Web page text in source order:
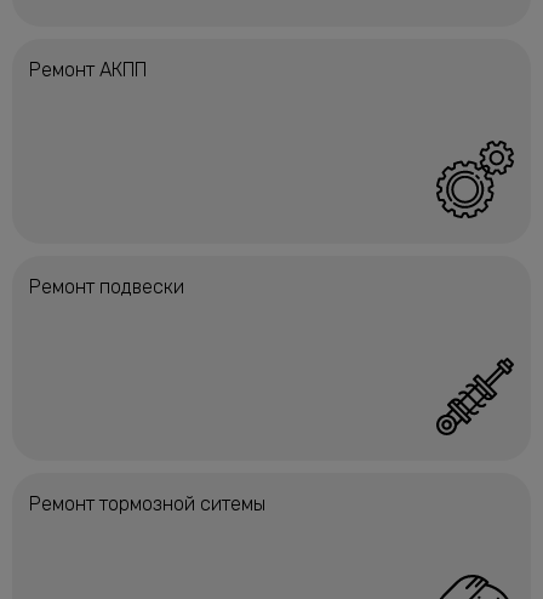
Ремонт АКПП
Ремонт подвески
Ремонт тормозной ситемы